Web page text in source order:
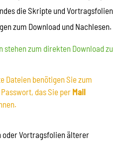
die Skripte und Vortragsfolien
zum Download und Nachlesen.
stehen zum direkten Download zu
Dateien benötigen Sie zum
das Sie per Mail
oder Vortragsfolien älterer